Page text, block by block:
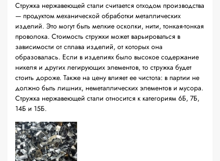
Стружка нержавеющей стали считается отходом производства
— продуктом механической обработки металлических
изделий. Это могут быть мелкие осколки, нити, тонкая-тонкая
проволока. Стоимость стружки может варьироваться в
зависимости от сплава изделий, от которых она
образовалась. Если в изделиях было высокое содержание
никеля и других легирующих элементов, то стружка будет
стоить дороже. Также на цену влияет ее чистота: в партии не
должно быть лишних, неметаллических элементов и мусора.
Стружка нержавеющей стали относится к категориям 6Б, 7Б,
14Б и 15Б.